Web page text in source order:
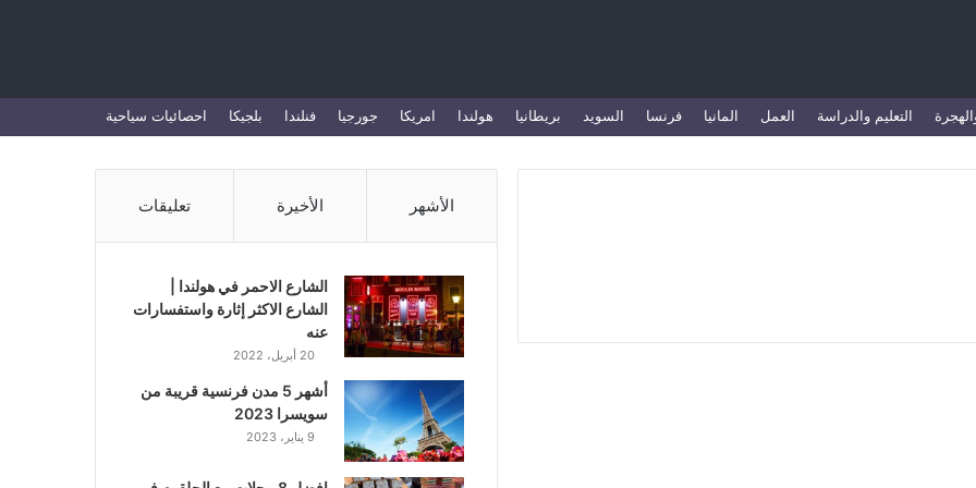
التعليم والدراسة العمل المانيا فرنسا السويد بريطانيا هولندا امريكا جورجيا فنلندا بلجيكا احصائيات سياحية
الأشهر الأخيرة تعليقات
الشارع الاحمر في هولندا |
الشارع الاكثر إثارة واستفسارات
عنه
20 أبريل، 2022
أشهر 5 مدن فرنسية قريبة من
سويسرا 2023
9 يناير، 2023